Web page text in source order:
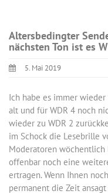
Altersbedingter
nächsten Ton ist es
5. Mai 2019
Ich habe es immer
alt und für WDR 4 noch
wieder zu WDR 2
im Schock die Lesebrille
Moderatoren wöchentlich
offenbar noch eine
ertragen. Wenn Ihnen
permanent die Zeit